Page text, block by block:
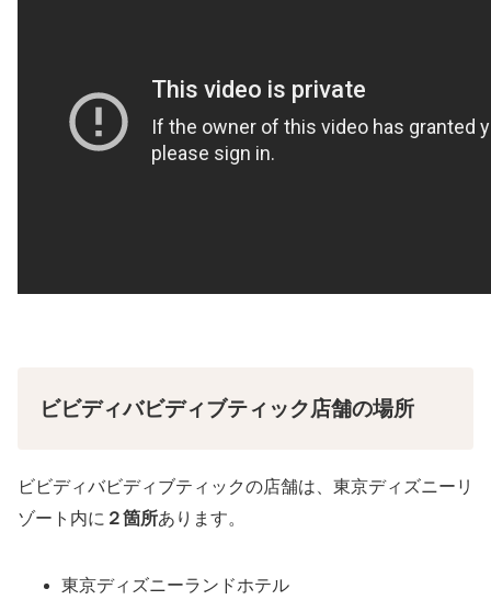
ビビディバビディブティック店舗の場所
ビビディバビディブティックの店舗は、東京ディズニーリ
ゾート内に ２箇所あります。
東京ディズニーランドホテル